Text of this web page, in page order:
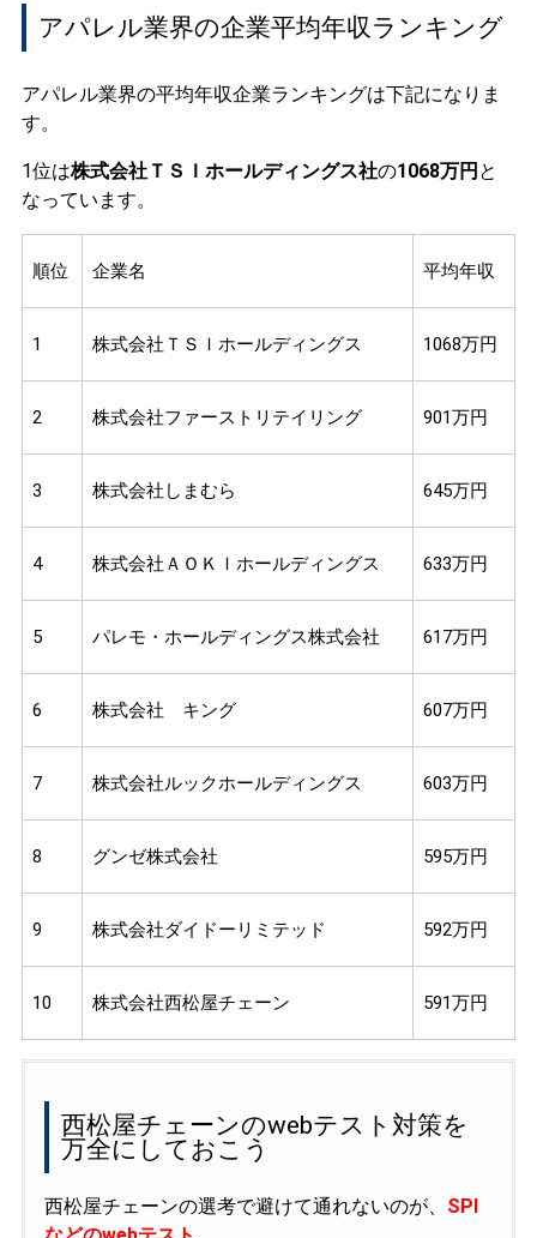
アパレル業界の企業平均年収ランキング
アパレル業界の平均年収企業ランキングは下記になりま
す。
1位は株式会社ＴＳＩホールディングス社の1068万円 と
なっています。
順位 企業名 平均年収
1 株式会社ＴＳＩホールディングス 1068万円
2 株式会社ファーストリテイリング 901万円
3 株式会社しまむら 645万円
4 株式会社ＡＯＫＩホールディングス 633万円
5 パレモ・ホールディングス株式会社 617万円
6 株式会社 キング 607万円
7 株式会社ルックホールディングス 603万円
8 グンゼ株式会社 595万円
9 株式会社ダイドーリミテッド 592万円
10 株式会社西松屋チェーン 591万円
西松屋チェーンのwebテスト対策を
万全にしておこう
西松屋チェーンの選考で避けて通れないのが、 SPI